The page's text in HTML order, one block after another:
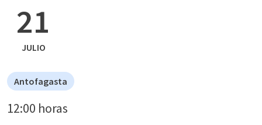
21
JULIO
Antofagasta
12:00 horas